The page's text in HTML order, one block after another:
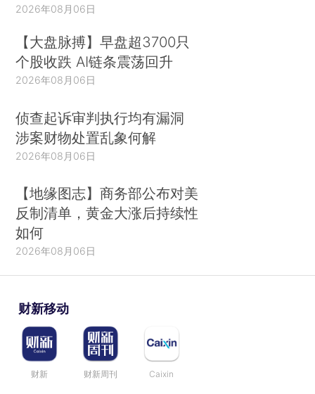
2026年08月06日
【大盘脉搏】早盘超3700只
个股收跌 AI链条震荡回升
2026年08月06日
侦查起诉审判执行均有漏洞
涉案财物处置乱象何解
2026年08月06日
【地缘图志】商务部公布对美
反制清单，黄金大涨后持续性
如何
2026年08月06日
财新移动
财新 财新周刊 Caixin